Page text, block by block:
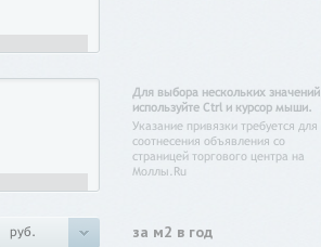
Для выбора нескольких значений
используйте Ctrl и курсор мыши.
Указание привязки требуется для
соотнесения объявления со
страницей торгового центра на
Моллы.Ru
руб. за м2 в год